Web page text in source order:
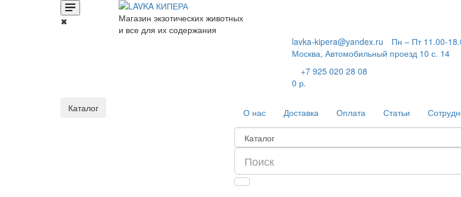
✖
Магазин экзотических животных
и все для их содержания
lavka-kipera@yandex.ru
Пн – Пт 11.00-
Москва, Автомобильный проезд 10 с. 14
+7 925 020 28 08
0 р.
Каталог О нас Доставка Оплата Статьи